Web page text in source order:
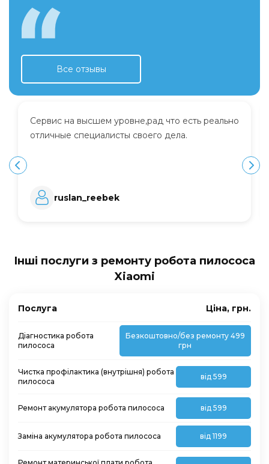
Все отзывы
Сервис на высшем уровне,рад что есть реально
отличные специалисты своего дела.
ruslan_reebek
Інші послуги з ремонту робота пилососа
Xiaomi
Послуга Ціна, грн.
Діагностика робота
пилососа
Безкоштовно/без ремонту 499
грн
Чистка профілактика (внутрішня) робота
пилососа
від 599
Ремонт акумулятора робота пилососа від 599
Заміна акумулятора робота пилососа від 1199